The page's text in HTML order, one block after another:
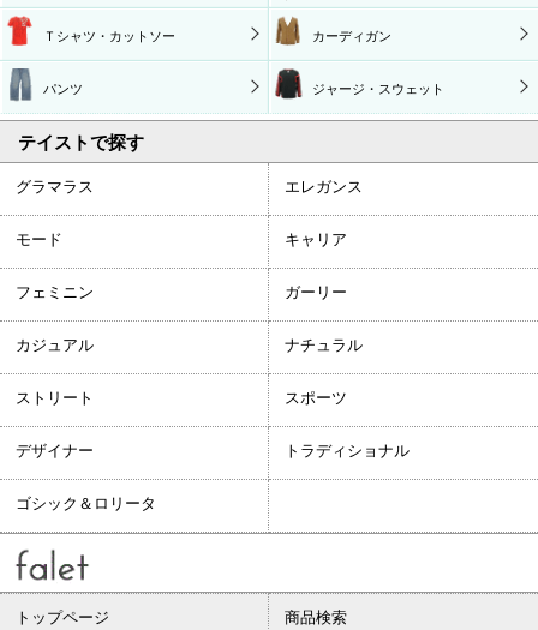
Ｔシャツ・カットソー カーディガン
パンツ ジャージ・スウェット
テイストで探す
グラマラス エレガンス
モード キャリア
フェミニン ガーリー
カジュアル ナチュラル
ストリート スポーツ
デザイナー トラディショナル
ゴシック＆ロリータ
トップページ 商品検索